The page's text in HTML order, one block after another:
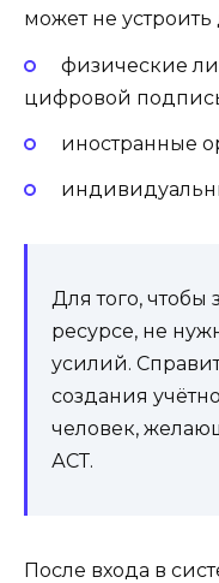
может не
физические
цифровой
иностранные
Для того, чтобы
ресурсе, не
усилий.
создания
человек,
АСТ.
После входа в